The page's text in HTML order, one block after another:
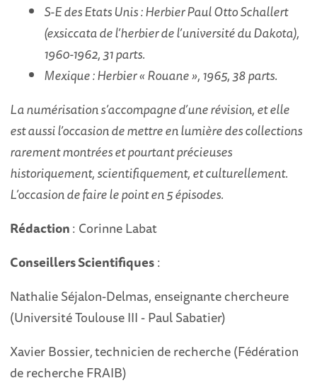
S-E des Etats Unis : Herbier Paul Otto Schallert
(exsiccata de l’herbier de l’université du Dakota),
1960-1962, 31 parts.
Mexique : Herbier « Rouane », 1965, 38 parts.
La numérisation s’accompagne d’une révision, et elle
est aussi l’occasion de mettre en lumière des collections
rarement montrées et pourtant précieuses
historiquement, scientifiquement, et culturellement.
L’occasion de faire le point en 5 épisodes.
Rédaction: Corinne Labat
Conseillers Scientifiques:
Nathalie Séjalon-Delmas, enseignante chercheure
(Université Toulouse III - Paul Sabatier)
Xavier Bossier,technicien de recherche (Fédération
de recherche FRAIB)